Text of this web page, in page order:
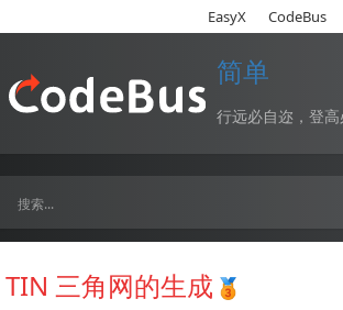
EasyX CodeBus
简单
行远必自迩，登
TIN 三角网的生成